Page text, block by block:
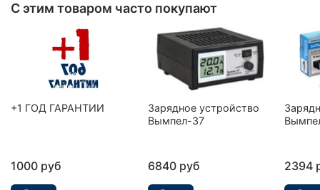
С этим товаром часто покупают
+1 ГОД ГАРАНТИИ
1000 руб
Зарядное устройство
Вымпел-37
6840 руб 2394